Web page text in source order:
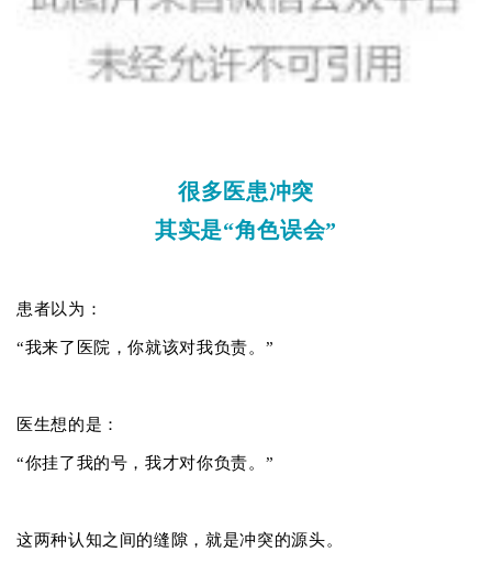
很多医患冲突
其实是“角色误会”
患者以为：
“我来了医院，你就该对我负责。”
医生想的是：
“你挂了我的号，我才对你负责。”
这两种认知之间的缝隙，就是冲突的源头。